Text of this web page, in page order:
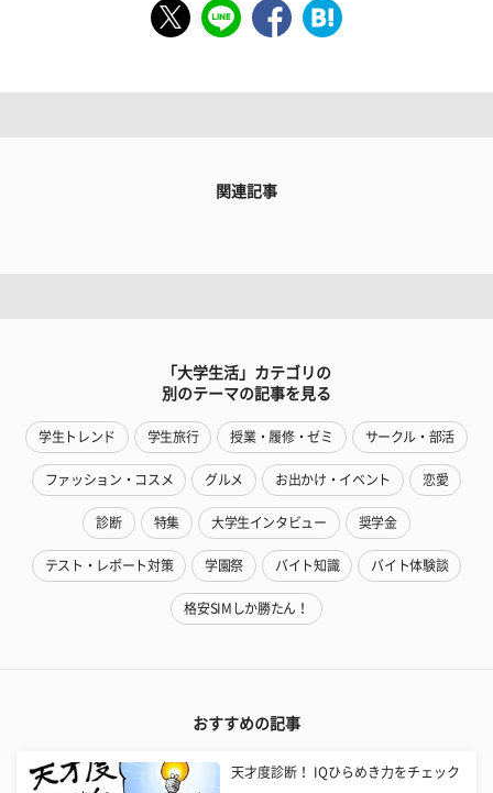
関連記事
「大学生活」カテゴリの
別のテーマの記事を見る
学生トレンド 学生旅行 授業・履修・ゼミ サークル・部活
ファッション・コスメ グルメ お出かけ・イベント 恋愛
診断 特集 大学生インタビュー 奨学金
テスト・レポート対策 学園祭 バイト知識 バイト体験談
格安SIMしか勝たん！
おすすめの記事
天才度診断！ IQひらめき力をチェック